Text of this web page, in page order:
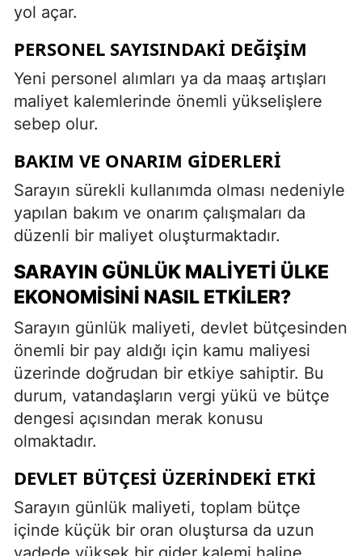
yol açar.
PERSONEL SAYISINDAKI DEĞIŞIM
Yeni personel alımları ya da maaş artışları
maliyet kalemlerinde önemli yükselişlere
sebep olur.
BAKIM VE ONARIM GIDERLERI
Sarayın sürekli kullanımda olması nedeniyle
yapılan bakım ve onarım çalışmaları da
düzenli bir maliyet oluşturmaktadır.
SARAYIN GÜNLÜK MALIYETI ÜLKE
EKONOMISINI NASIL ETKILER?
Sarayın günlük maliyeti, devlet bütçesinden
önemli bir pay aldığı için kamu maliyesi
üzerinde doğrudan bir etkiye sahiptir. Bu
durum, vatandaşların vergi yükü ve bütçe
dengesi açısından merak konusu
olmaktadır.
DEVLET BÜTÇESI ÜZERINDEKI ETKI
Sarayın günlük maliyeti, toplam bütçe
içinde küçük bir oran oluştursa da uzun